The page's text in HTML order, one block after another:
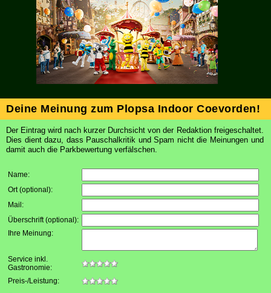
Deine Meinung zum Plopsa Indoor Coevorden!
Der Eintrag wird nach kurzer Durchsicht von der Redaktion freigeschaltet.
Dies dient dazu, dass Pauschalkritik und Spam nicht die Meinungen und
damit auch die Parkbewertung verfälschen.
Name:
Ort (optional):
Mail :
Überschrift (optional):
Ihre Meinung:
Service inkl.
Gastronomie:
Preis-/Leistung: